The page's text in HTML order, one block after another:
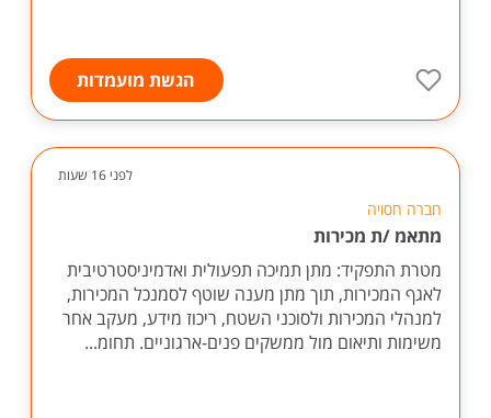
הגשת מועמדות
לפני 16 שעות
חברה חסויה
מתאמ /ת מכירות
מטרת התפקיד: מתן תמיכה תפעולית ואדמיניסטרטיבית
לאגף המכירות, תוך מתן מענה שוטף לסמנכל המכירות,
למנהלי המכירות ולסוכני השטח, ריכוז מידע, מעקב אחר
משימות ותיאום מול ממשקים פנים-ארגוניים. תחומ...